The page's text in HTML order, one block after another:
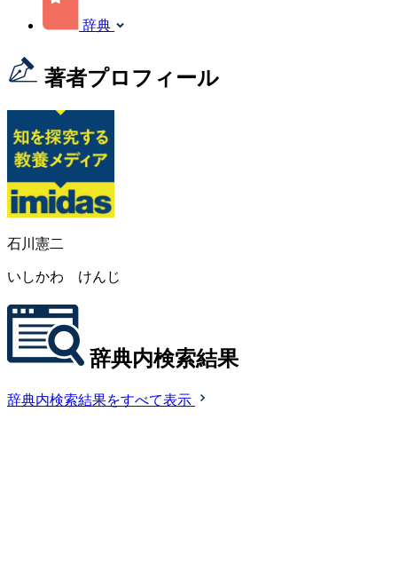
辞典
著者プロフィール
石川憲二
いしかわ けんじ
辞典内検索結果
辞典内検索結果をすべて表示